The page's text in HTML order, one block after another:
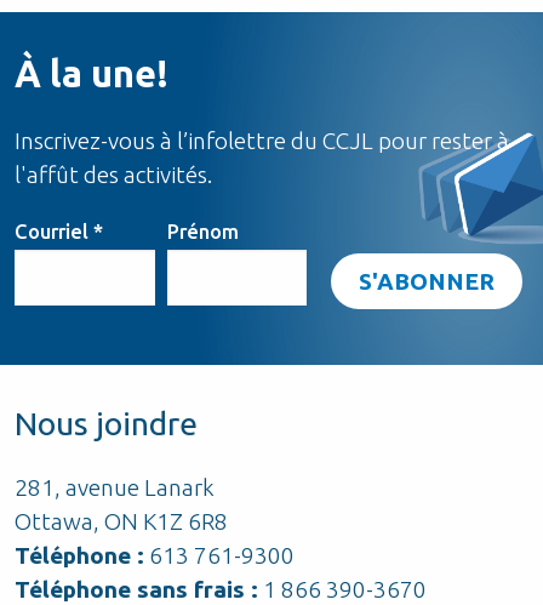
À la une!
Inscrivez-vous à l’infolettre du CCJL pour rester à
l'affût des activités.
Courriel * Prénom
Nous joindre
281, avenue Lanark
Ottawa, ON K1Z 6R8
Téléphone : 613 761-9300
Téléphone sans frais : 1 866 390-3670